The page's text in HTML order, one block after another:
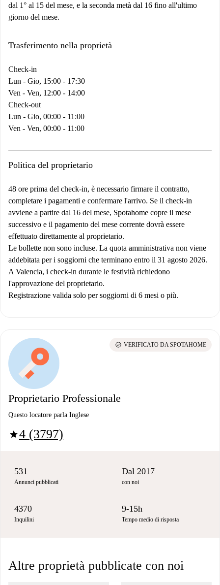
dal 1° al 15 del mese, e la seconda metà dal 16 fino all'ultimo
giorno del mese.
Trasferimento nella proprietà
Check-in
Lun - Gio, 15:00 - 17:30
Ven - Ven, 12:00 - 14:00
Check-out
Lun - Gio, 00:00 - 11:00
Ven - Ven, 00:00 - 11:00
Politica del proprietario
48 ore prima del check-in, è necessario firmare il contratto,
completare i pagamenti e confermare l'arrivo. Se il check-in
avviene a partire dal 16 del mese, Spotahome copre il mese
successivo e il pagamento del mese corrente dovrà essere
effettuato direttamente al proprietario.
Le bollette non sono incluse. La quota amministrativa non viene
addebitata per i soggiorni che terminano entro il 31 agosto 2026.
A Valencia, i check-in durante le festività richiedono
l'approvazione del proprietario.
Registrazione valida solo per soggiorni di 6 mesi o più.
Proprietario Professionale
Questo locatore parla Inglese
star4 (3797)
check_circle VERIFICATO DA SPOTAHOME
531
Annunci pubblicati
Dal 2017
con noi
4370
Inquilini
9-15h
Tempo medio di risposta
Altre proprietà pubblicate con noi